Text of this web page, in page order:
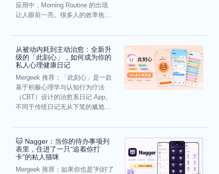
应用中，Morning Routine 的出现
让人眼前一亮。很多人的效率焦
从被动内耗到主动治愈：全新升
级的「此刻心」，如何成为你的
私人心理健康日记
Mergeek 推荐：「此刻心」是一款
基于积极心理学与认知行为疗法
（CBT）设计的治愈系日记 App。
不同于传统日记无从下笔的尴尬，
🐱 Nagger：当你的待办事项列
表里，住进了一只“追着你打
卡”的粘人猫咪
Mergeek 推荐：如果你也是“列好了